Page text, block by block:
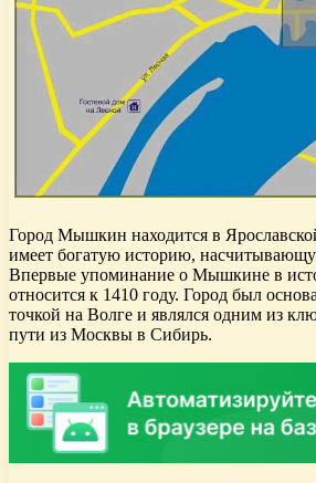
Город Мышкин находится в
имеет богатую историю,
Впервые упоминание о Мышкине в
относится к 1410 году. Город был
точкой на Волге и являлся одним из
пути из Москвы в Сибирь.